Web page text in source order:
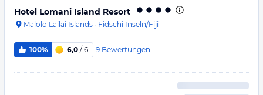
Hotel Lomani Island Resort
Malolo Lailai Islands · Fidschi Inseln/Fiji
100% 6,0 / 6 9 Bewertungen